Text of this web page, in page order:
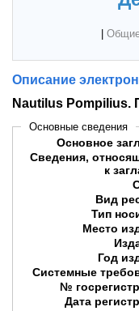
Описание
Nautilus Pompilius.
Основные сведения
Основное
Сведения,
к
Вид
Тип
Место
Год
Системные
№
Дата